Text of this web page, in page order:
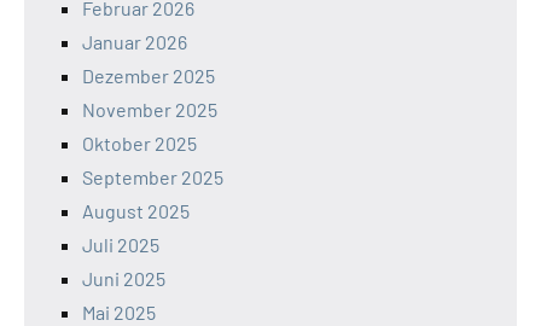
Februar 2026
Januar 2026
Dezember 2025
November 2025
Oktober 2025
September 2025
August 2025
Juli 2025
Juni 2025
Mai 2025